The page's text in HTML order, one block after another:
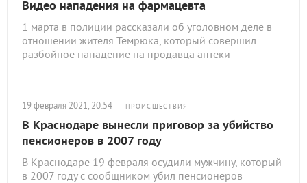
Видео нападения на фармацевта
1 марта в полиции рассказали об уголовном деле в
отношении жителя Темрюка, который совершил
разбойное нападение на продавца аптеки
19 февраля 2021, 20:54 ПРОИСШЕСТВИЯ
В Краснодаре вынесли приговор за убийство
пенсионеров в 2007 году
В Краснодаре 19 февраля осудили мужчину, который
в 2007 году с сообщником убил пенсионеров